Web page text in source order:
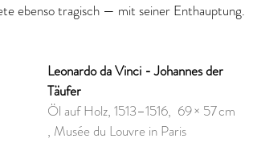
ebenso tragisch — mit seiner Enthauptung.
Leonardo da Vinci - Johannes der
Täufer
Öl auf Holz, 1513–1516,  69 × 57 cm
, Musée du Louvre in Paris